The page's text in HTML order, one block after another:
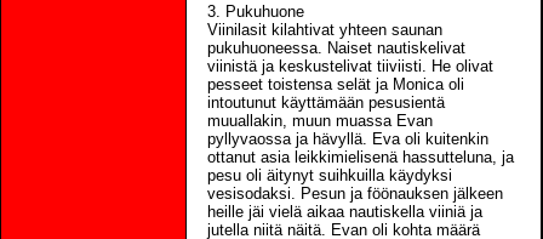
3. Pukuhuone
Viinilasit kilahtivat yhteen saunan
pukuhuoneessa. Naiset nautiskelivat
viinistä ja keskustelivat tiiviisti. He olivat
pesseet toistensa selät ja Monica oli
intoutunut käyttämään pesusientä
muuallakin, muun muassa Evan
pyllyvaossa ja hävyllä. Eva oli kuitenkin
ottanut asia leikkimielisenä hassutteluna, ja
pesu oli äitynyt suihkuilla käydyksi
vesisodaksi. Pesun ja föönauksen jälkeen
heille jäi vielä aikaa nautiskella viiniä ja
jutella niitä näitä. Evan oli kohta määrä